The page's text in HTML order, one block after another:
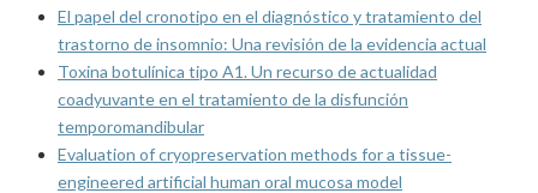
El papel del cronotipo en el diagnóstico y tratamiento del
trastorno de insomnio: Una revisión de la evidencia actual
Toxina botulínica tipo A1. Un recurso de actualidad
coadyuvante en el tratamiento de la disfunción
temporomandibular
Evaluation of cryopreservation methods for a tissue-
engineered artificial human oral mucosa model